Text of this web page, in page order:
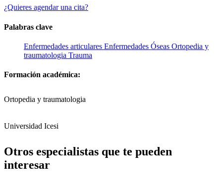
¿Quieres agendar una cita?
Palabras clave
Enfermedades articulares Enfermedades Óseas Ortopedia y
traumatologia Trauma
Formación académica:
Ortopedia y traumatologia
Universidad Icesi
Otros especialistas que te pueden
interesar